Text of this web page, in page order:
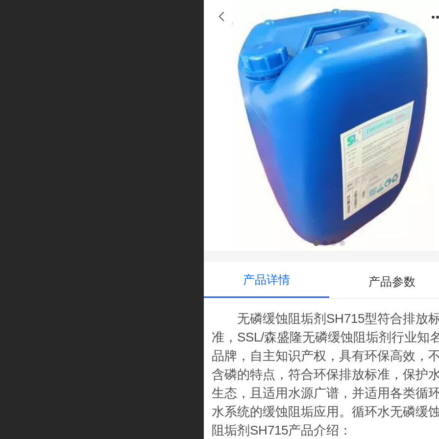
无磷缓蚀阻垢剂SH715型符合排放标准
产品详情 产品参数
无磷缓蚀阻垢剂SH715型符合排放
准，SSL/森盛隆无磷缓蚀阻垢剂行业知
品牌，自主知识产权，具有环保高效，
含磷的特点，符合环保排放标准，保护
生态，且适用水源广谱，并适用各类循
水系统的缓蚀阻垢应用。循环水无磷缓蚀
阻垢剂SH715产品介绍：